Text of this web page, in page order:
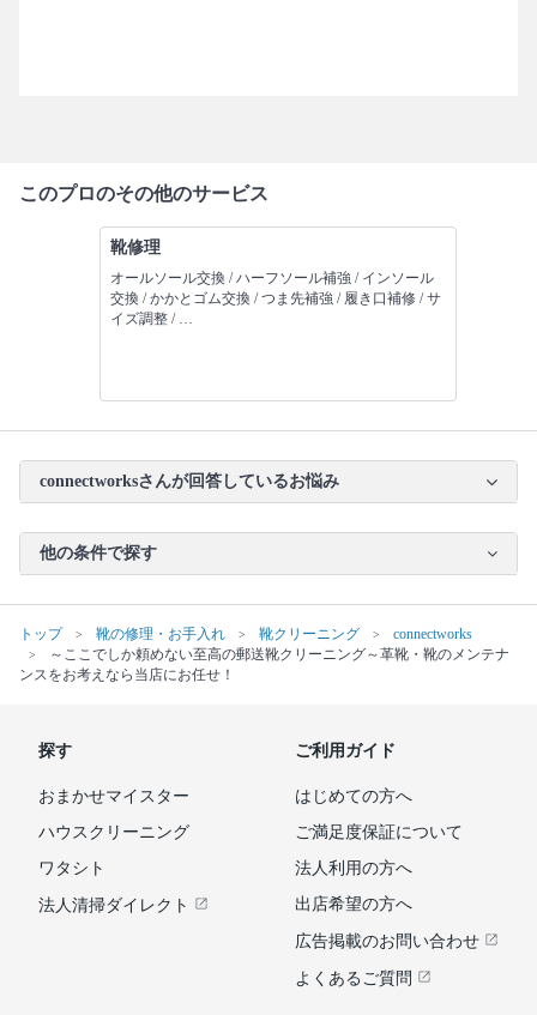
このプロのその他のサービス
靴修理
オールソール交換 / ハーフソール補強 / インソール
交換 / かかとゴム交換 / つま先補強 / 履き口補修 / サ
イズ調整 / …
connectworksさんが回答しているお悩み
他の条件で探す
トップ 靴の修理・お手入れ 靴クリーニング
connectworks
～ここでしか頼めない至高の郵送靴クリーニング～革靴・靴のメンテナ
ンスをお考えなら当店にお任せ！
探す
おまかせマイスター
ハウスクリーニング
ワタシト
法人清掃ダイレクト
ご利用ガイド
はじめての方へ
ご満足度保証について
法人利用の方へ
出店希望の方へ
広告掲載のお問い合わせ
よくあるご質問